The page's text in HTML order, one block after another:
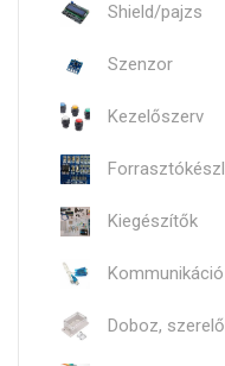
Shield/pajzs
Szenzor
Kezelőszerv
Kiegészítők
Kommunikáció
Doboz,